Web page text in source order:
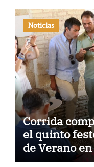
Noticias
Corrida
el quinto
de Verano